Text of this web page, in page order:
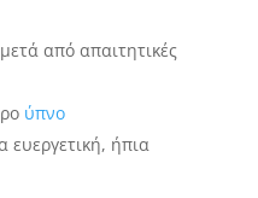
μετά από απαιτητικές
ύπνο
ευεργετική, ήπια